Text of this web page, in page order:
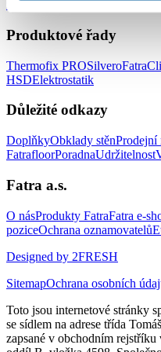
zařízeníPodlahy do prodejen
Produktové řady
Thermofix PROSilvero
HSDElektrostatik
Důležité odkazy
DoplňkyObklady stěnProdejní
FatrafloorPoradnaUdržitelnost
Fatra a.s.
O násProdukty FatraFatra e-
poziceOchrana oznamovatelů
Designed by 2FRESH
SitemapOchrana osobních
Toto jsou internetové stránky
se sídlem na adrese třída
zapsané v obchodním